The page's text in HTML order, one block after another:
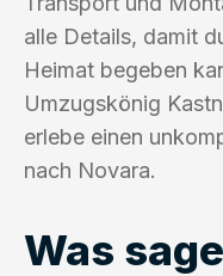
alle Details, damit
Heimat begeben
Umzugskönig
erlebe einen
nach Novara.
Was